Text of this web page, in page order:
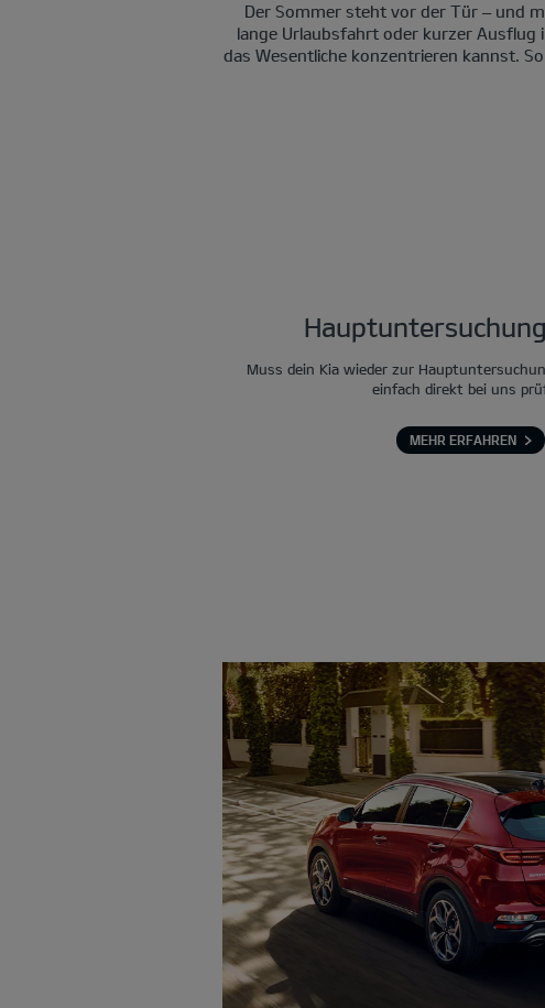
Der Sommer steht vor der Tür – und
lange Urlaubsfahrt oder kurzer Ausflug
das Wesentliche konzentrieren kannst.
Muss dein Kia wieder zur
einfach direkt bei uns
MEHR ERFAHREN